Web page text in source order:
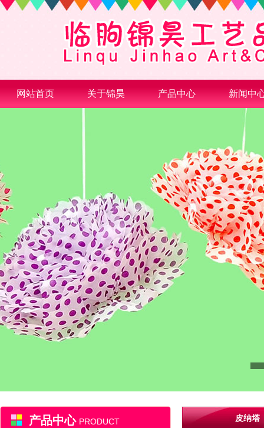
网站首页 关于锦昊 产品中心 新闻中
产品中心 PRODUCT 皮纳塔